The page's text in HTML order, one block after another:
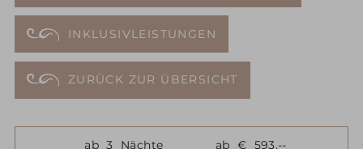
INKLUSIVLEISTUNGEN
ZURÜCK ZUR ÜBERSICHT
ab 3 Nächte ab € 593,--